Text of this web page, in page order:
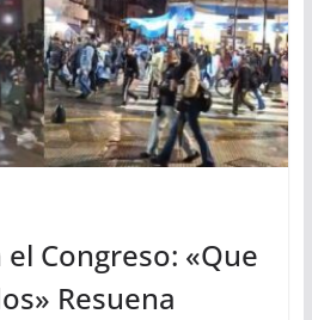
Congreso: «Que
Resuena